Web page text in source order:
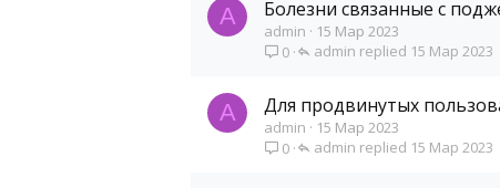
A Болезни связанные с
admin
15 Мар 2023
0
15 Мар 2023
admin
A Для продвинутых
admin
15 Мар 2023
0
15 Мар 2023
admin